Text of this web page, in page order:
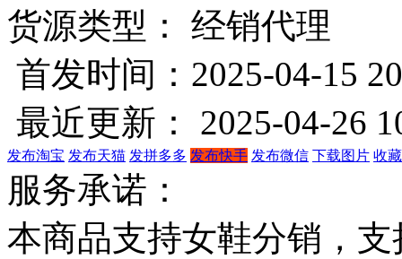
货源类型： 经销代理
首发时间：2025-04-15
最近更新： 2025-04-26
发布淘宝 发布天猫 发拼多多 发布快手 发布微信 下载图片 收
服务承诺：
本商品支持女鞋分销，